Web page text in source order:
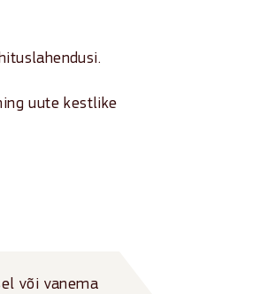
uute kestlike
või vanema